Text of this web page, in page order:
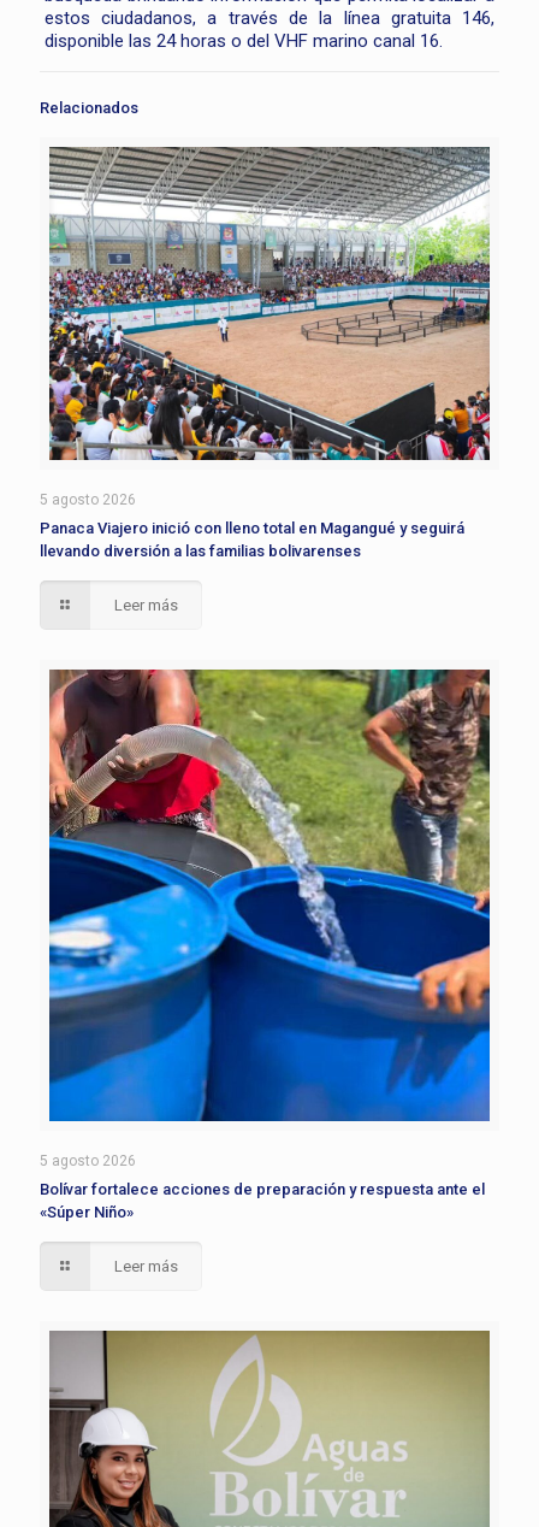
estos ciudadanos, a través de la línea gratuita 146,
disponible las 24 horas o del VHF marino canal 16.
Relacionados
5 agosto 2026
Panaca Viajero inició con lleno total en Magangué y seguirá
llevando diversión a las familias bolivarenses
Leer más
5 agosto 2026
Bolívar fortalece acciones de preparación y respuesta ante el
«Súper Niño»
Leer más